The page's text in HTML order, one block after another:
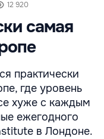
12 920
самая
практически
где уровень
хуже с каждым
ежегодного
в Лондоне.